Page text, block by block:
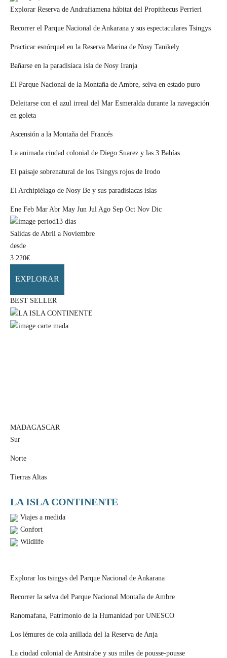
Explorar Reserva de Andrafiamena hábitat del Propithecus Perrieri
Recorrer el Parque Nacional de Ankarana y sus espectaculares Tsingys
Practicar esnórquel en la Reserva Marina de Nosy Tanikely
Bañarse en la paradisíaca isla de Nosy Iranja
El Parque Nacional de la Montaña de Ambre, selva en estado puro
Deleitarse con el azul irreal del Mar Esmeralda durante la navegación
en goleta
Ascensión a la Montaña del Francés
La animada ciudad colonial de Diego Suarez y las 3 Bahías
El paisaje sobrenatural de los Tsingys rojos de Irodo
El Archipiélago de Nosy Be y sus paradisiacas islas
Ene Feb Mar Abr May Jun Jul Ago Sep Oct Nov Dic
13 dias
Salidas de Abril a Noviembre
desde
3.220€
EXPLORAR
BEST SELLER
MADAGASCAR
Sur
Norte
Tierras Altas
LA ISLA CONTINENTE
Viajes a medida
Confort
Wildlife
Explorar los tsingys del Parque Nacional de Ankarana
Recorrer la selva del Parque Nacional Montaña de Ambre
Ranomafana, Patrimonio de la Humanidad por UNESCO
Los lémures de cola anillada del la Reserva de Anja
La ciudad colonial de Antsirabe y sus miles de pousse-pousse